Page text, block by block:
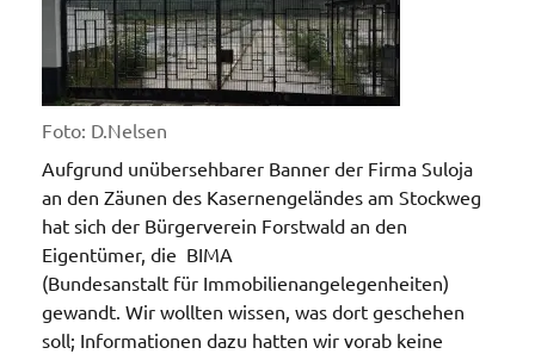
Foto: D.Nelsen
Aufgrund unübersehbarer Banner der Firma Suloja
an den Zäunen des Kasernengeländes am Stockweg
hat sich der Bürgerverein Forstwald an den
Eigentümer, die BIMA
(Bundesanstalt für Immobilienangelegenheiten)
gewandt. Wir wollten wissen, was dort geschehen
soll; Informationen dazu hatten wir vorab keine